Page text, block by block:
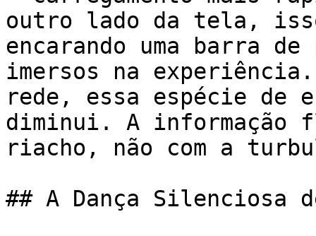
outro lado da tela, isso
encarando uma barra
imersos na experiência.
rede, essa espécie de
diminui. A informação
riacho, não com a
## A Dança Silenciosa